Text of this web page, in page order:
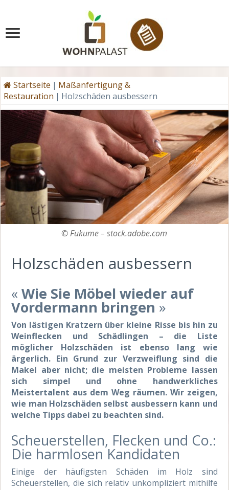
Startseite | Maßanfertigung &
Restauration | Holzschäden ausbessern
© Fukume – stock.adobe.com
Holzschäden ausbessern
«Wie Sie Möbel wieder auf
Vordermann bringen »
Von lästigen Kratzern über kleine Risse bis hin zu
Weinflecken und Schädlingen – die Liste
möglicher Holzschäden ist ebenso lang wie
ärgerlich. Ein Grund zur Verzweiflung sind die
Makel aber nicht; die meisten Probleme lassen
sich simpel und ohne handwerkliches
Meistertalent aus dem Weg räumen. Wir zeigen,
wie man Holzschäden selbst ausbessern kann und
welche Tipps dabei zu beachten sind.
Scheuerstellen, Flecken und Co.:
Die harmlosen Kandidaten
Einige der häufigsten Schäden im Holz sind
Scheuerstellen, die sich relativ unkompliziert mithilfe